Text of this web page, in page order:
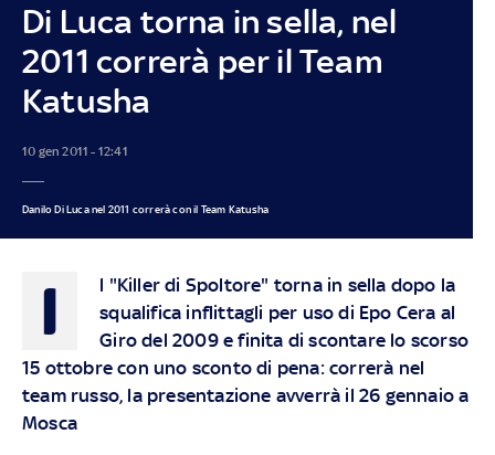
Di Luca torna in sella, nel
2011 correrà per il Team
Katusha
10 gen 2011 - 12:41
Danilo Di Luca nel 2011 correrà con il Team Katusha
I
l "Killer di Spoltore" torna in sella dopo la
squalifica inflittagli per uso di Epo Cera al
Giro del 2009 e finita di scontare lo scorso
15 ottobre con uno sconto di pena: correrà nel
team russo, la presentazione avverrà il 26 gennaio a
Mosca